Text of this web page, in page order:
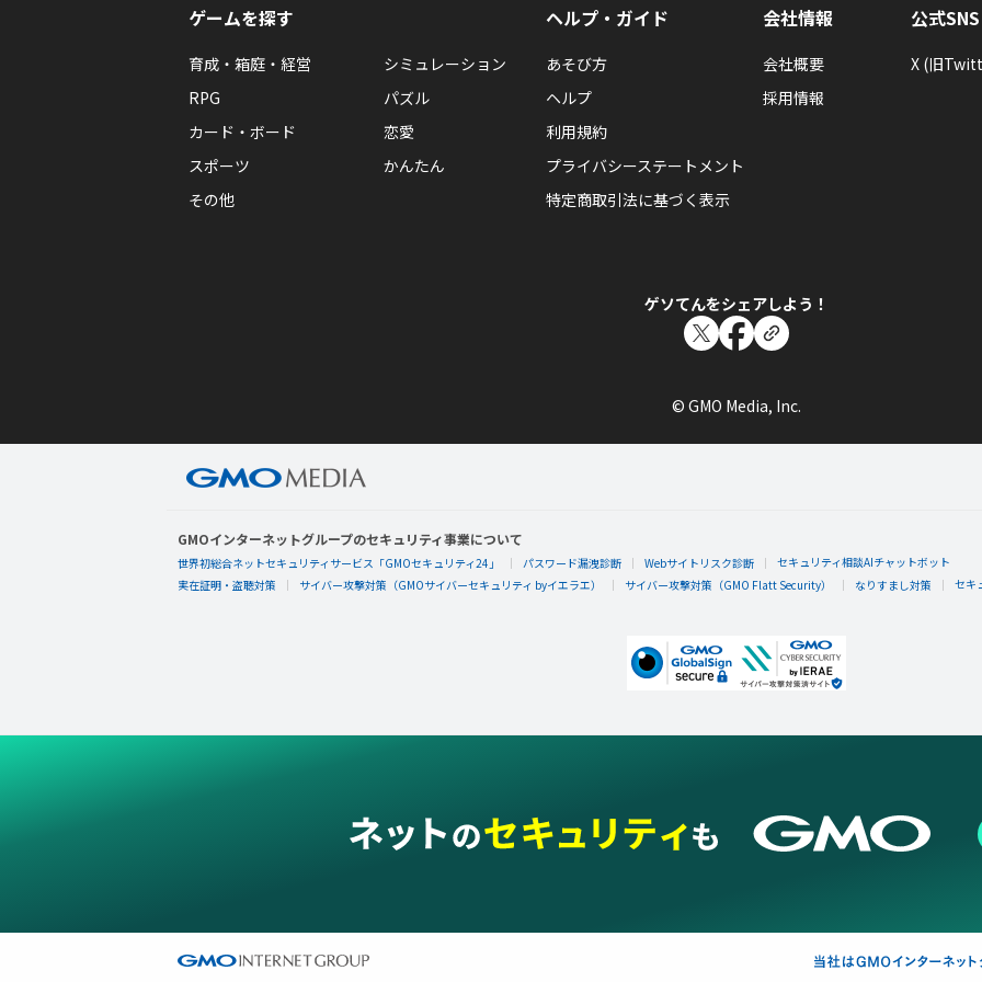
ゲームを探す
育成・箱庭・経営
シミュレーション
RPG
パズル
カード・ボード
恋愛
スポーツ
かんたん
その他
ヘルプ・ガイド
あそび方
ヘルプ
利用規約
プライバシーステートメント
特定商取引法に基づく表示
会社情報
会社概要
採用情報
公式SNS
X (旧
ゲソてんをシェアしよう！
© GMO Media, Inc.
GMOインターネットグループのセキュリティ事業について
世界初総合ネットセキュリティサービス「GMOセキュリティ24」 パスワード漏洩診断 Webサイトリスク診断
セキュリティ相談AIチャットボット
実在証明・盗聴対策
サイバー攻撃対策（GMOサイバーセキュリティ byイエラエ） サイバー攻撃対策（GMO Flatt Security） なりすまし対策 セキ